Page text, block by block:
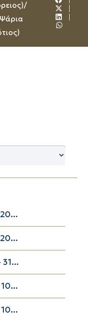
/
31...